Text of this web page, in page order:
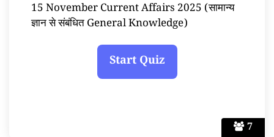
7
15 November Current Affairs 2025 (सामान्य
ज्ञान से संबंधित General Knowledge)